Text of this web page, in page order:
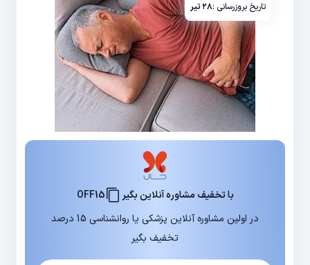
تاریخ بروزرسانی :۲۸ تیر
با تخفیف مشاوره آنلاین بگیر
OFF15
در اولین مشاوره آنلاین پزشکی یا روانشناسی 15 درصد
تخفیف بگیر